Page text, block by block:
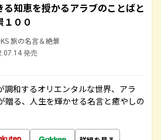
る知恵を授かるアラブのことばと
１００
旅の名言＆絶景
発売
調和するオリエンタルな世界、アラ
贈る、人生を輝かせる名言と癒やしの